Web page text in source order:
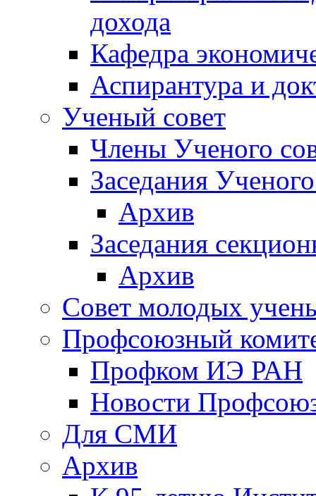
дохода
Кафедра
Аспирантура и
Ученый совет
Члены Ученого
Заседания
Архив
Заседания
Архив
Совет молодых
Профсоюзный
Профком ИЭ РАН
Новости
Для СМИ
Архив